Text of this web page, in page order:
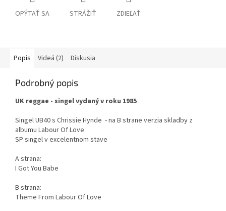
OPÝTAŤ SA STRÁŽIŤ ZDIEĽAŤ
Popis Videá (2) Diskusia
Podrobný popis
UK reggae - singel vydaný v roku 1985
Singel UB40 s Chrissie Hynde - na B strane verzia skladby z
albumu Labour Of Love
SP singel v excelentnom stave
A strana:
I Got You Babe
B strana:
Theme From Labour Of Love